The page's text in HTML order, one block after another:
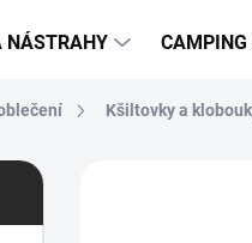
NÁSTRAHY CAMPING
Kšiltovky a